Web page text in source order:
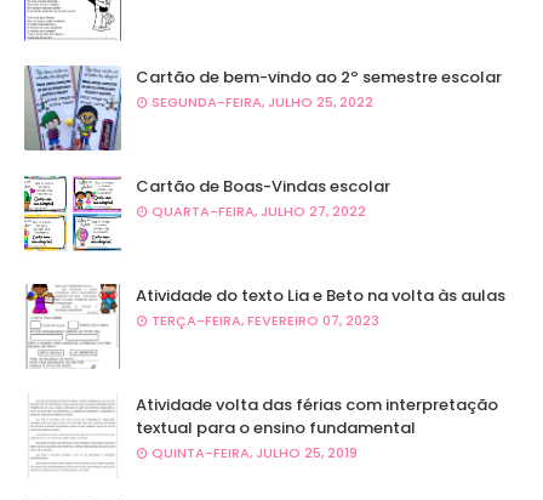
Cartão de bem-vindo ao 2º semestre escolar
SEGUNDA-FEIRA, JULHO 25, 2022
Cartão de Boas-Vindas escolar
QUARTA-FEIRA, JULHO 27, 2022
Atividade do texto Lia e Beto na volta às aulas
TERÇA-FEIRA, FEVEREIRO 07, 2023
Atividade volta das férias com interpretação
textual para o ensino fundamental
QUINTA-FEIRA, JULHO 25, 2019